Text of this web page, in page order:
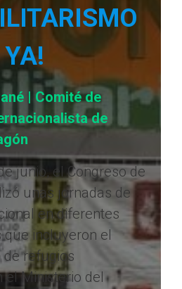
YA!
| Comité de
de
junio, el Congreso de
unas jornadas de
en diferentes
incluyeron el
refugios
el Ministerio del